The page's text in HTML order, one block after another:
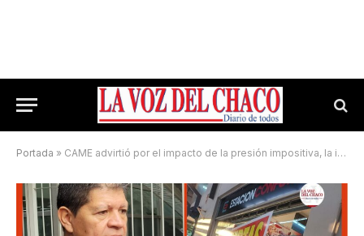
Portada » CAME advirtió por el impacto de la presión impositiva, la informalidad y la crisis de las economías regionales